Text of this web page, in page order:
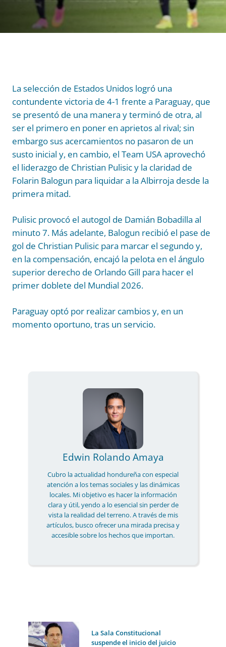
La selección de Estados Unidos logró una
contundente victoria de 4-1 frente a Paraguay, que
se presentó de una manera y terminó de otra, al
ser el primero en poner en aprietos al rival; sin
embargo sus acercamientos no pasaron de un
susto inicial y, en cambio, el Team USA aprovechó
el liderazgo de Christian Pulisic y la claridad de
Folarin Balogun para liquidar a la Albirroja desde la
primera mitad.
Pulisic provocó el autogol de Damián Bobadilla al
minuto 7. Más adelante, Balogun recibió el pase de
gol de Christian Pulisic para marcar el segundo y,
en la compensación, encajó la pelota en el ángulo
superior derecho de Orlando Gill para hacer el
primer doblete del Mundial 2026.
Paraguay optó por realizar cambios y, en un
momento oportuno, tras un servicio.
Edwin Rolando Amaya
Cubro la actualidad hondureña con especial
atención a los temas sociales y las dinámicas
locales. Mi objetivo es hacer la información
clara y útil, yendo a lo esencial sin perder de
vista la realidad del terreno. A través de mis
artículos, busco ofrecer una mirada precisa y
accesible sobre los hechos que importan.
La Sala Constitucional
suspende el inicio del juicio